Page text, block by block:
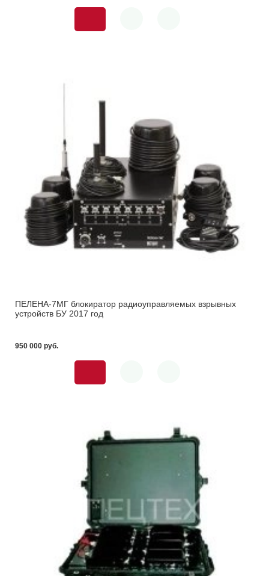
ПЕЛЕНА-7МГ блокиратор радиоуправляемых взрывных
устройств БУ 2017 год
950 000 pуб.